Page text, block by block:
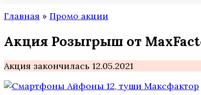
Главная » Промо акции
Акция Розыгрыш от
Акция закончилась 12.05.2021